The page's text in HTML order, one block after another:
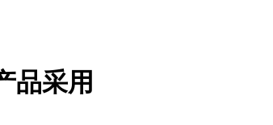
品采用